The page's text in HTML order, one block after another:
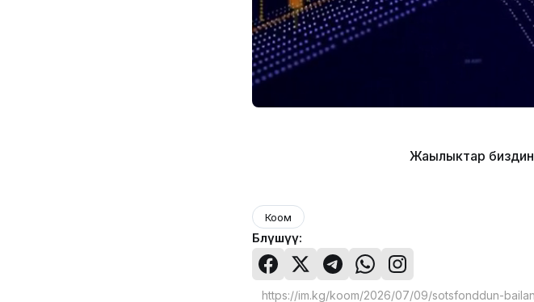
Жаңылыктар биздин
Коом
Бөлүшүү: